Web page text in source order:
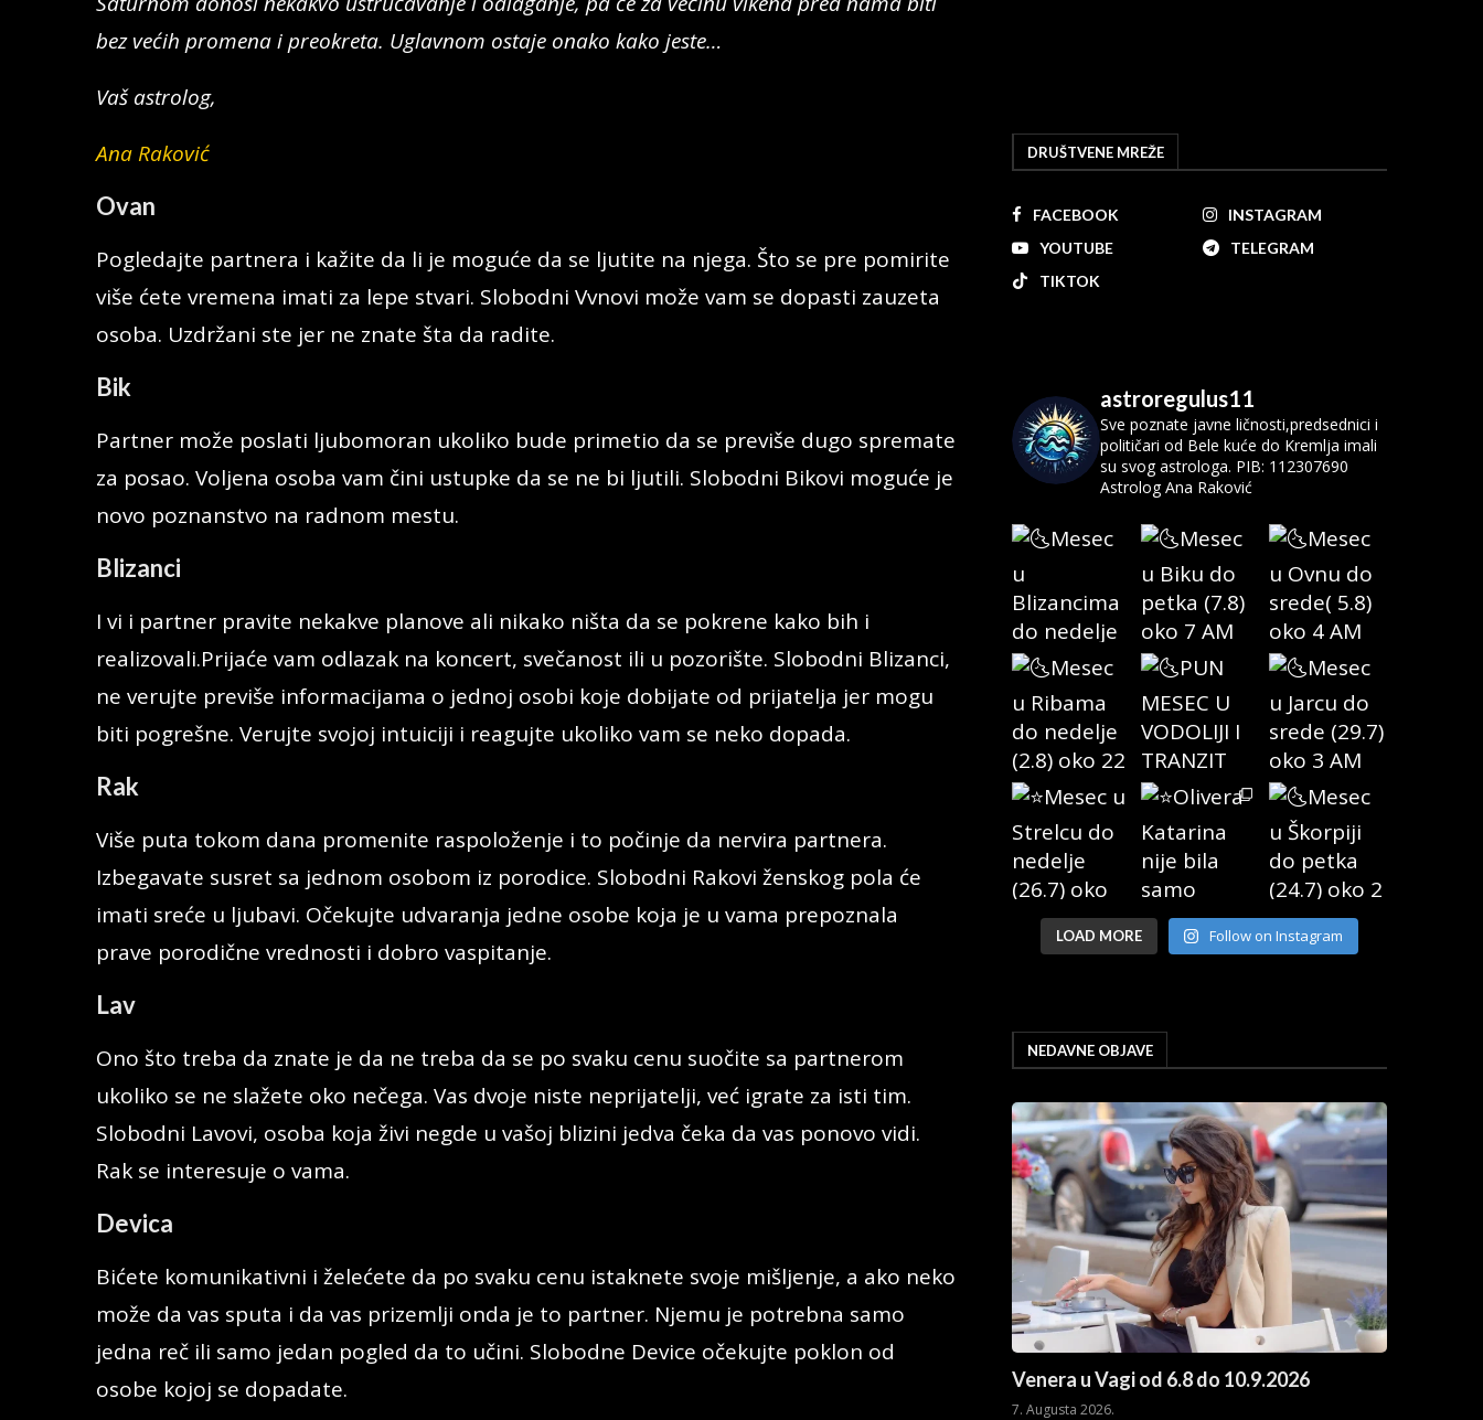
bez većih promena i preokreta. Uglavnom ostaje onako kako jeste…
Vaš astrolog,
Ana Raković
Ovan
Pogledajte partnera i kažite da li je moguće da se ljutite na njega. Što se pre pomirite
više ćete vremena imati za lepe stvari. Slobodni Vvnovi može vam se dopasti zauzeta
osoba. Uzdržani ste jer ne znate šta da radite.
Bik
Partner može poslati ljubomoran ukoliko bude primetio da se previše dugo spremate
za posao. Voljena osoba vam čini ustupke da se ne bi ljutili. Slobodni Bikovi moguće je
novo poznanstvo na radnom mestu.
Blizanci
I vi i partner pravite nekakve planove ali nikako ništa da se pokrene kako bih i
realizovali.Prijaće vam odlazak na koncert, svečanost ili u pozorište. Slobodni Blizanci,
ne verujte previše informacijama o jednoj osobi koje dobijate od prijatelja jer mogu
biti pogrešne. Verujte svojoj intuiciji i reagujte ukoliko vam se neko dopada.
Rak
Više puta tokom dana promenite raspoloženje i to počinje da nervira partnera.
Izbegavate susret sa jednom osobom iz porodice. Slobodni Rakovi ženskog pola će
imati sreće u ljubavi. Očekujte udvaranja jedne osobe koja je u vama prepoznala
prave porodične vrednosti i dobro vaspitanje.
Lav
Ono što treba da znate je da ne treba da se po svaku cenu suočite sa partnerom
ukoliko se ne slažete oko nečega. Vas dvoje niste neprijatelji, već igrate za isti tim.
Slobodni Lavovi, osoba koja živi negde u vašoj blizini jedva čeka da vas ponovo vidi.
Rak se interesuje o vama.
Devica
Bićete komunikativni i želećete da po svaku cenu istaknete svoje mišljenje, a ako neko
može da vas sputa i da vas prizemlji onda je to partner. Njemu je potrebna samo
jedna reč ili samo jedan pogled da to učini. Slobodne Device očekujte poklon od
osobe kojoj se dopadate.
DRUŠTVENE MREŽE
FACEBOOK
INSTAGRAM
YOUTUBE
TELEGRAM
TIKTOK
astroregulus11
Sve poznate javne ličnosti,predsednici i
političari od Bele kuće do Kremlja imali
su svog astrologa. PIB: 112307690
Astrolog Ana Raković
LOAD MORE Follow on Instagram
NEDAVNE OBJAVE
Venera u Vagi od 6.8 do 10.9.2026
7. Augusta 2026.